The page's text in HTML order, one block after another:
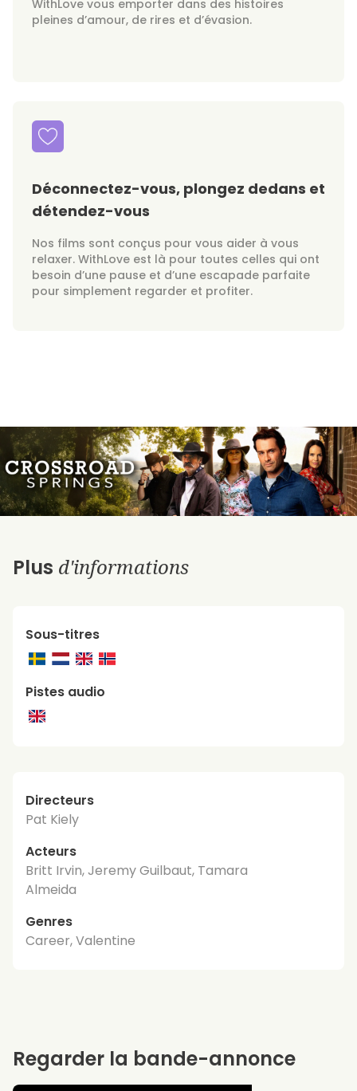
WithLove vous emporter dans des histoires
pleines d’amour, de rires et d’évasion.
Déconnectez-vous, plongez dedans et
détendez-vous
Nos films sont conçus pour vous aider à vous
relaxer. WithLove est là pour toutes celles qui ont
besoin d’une pause et d’une escapade parfaite
pour simplement regarder et profiter.
Plus d'informations
Sous-titres
Pistes audio
Directeurs
Pat Kiely
Acteurs
Britt Irvin, Jeremy Guilbaut, Tamara
Almeida
Genres
Career, Valentine
Regarder la bande-annonce